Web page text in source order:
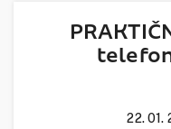
22. 01.